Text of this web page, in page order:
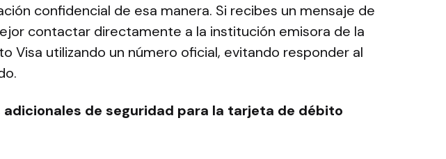
confidencial de esa manera. Si recibes un mensaje de
contactar directamente a la institución emisora de la
Visa utilizando un número oficial, evitando responder al
adicionales de seguridad para la tarjeta de débito